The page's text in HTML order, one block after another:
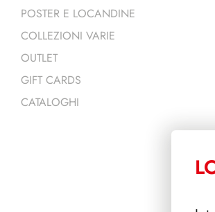
POSTER E LOCANDINE
COLLEZIONI VARIE
OUTLET
GIFT CARDS
CATALOGHI